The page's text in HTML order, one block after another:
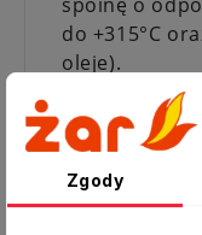
do +315°C
oleje).
Tworzy
odporną na
Zgody